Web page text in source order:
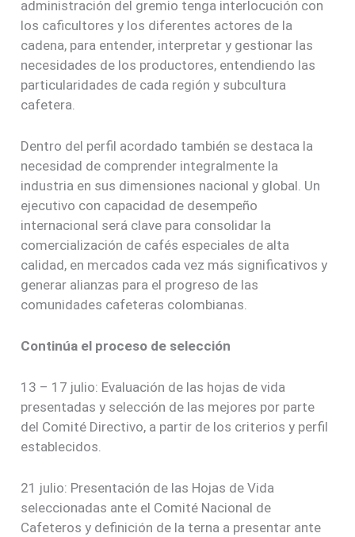
administración del gremio tenga interlocución con
los caficultores y los diferentes actores de la
cadena, para entender, interpretar y gestionar las
necesidades de los productores, entendiendo las
particularidades de cada región y subcultura
cafetera.
Dentro del perfil acordado también se destaca la
necesidad de comprender integralmente la
industria en sus dimensiones nacional y global. Un
ejecutivo con capacidad de desempeño
internacional será clave para consolidar la
comercialización de cafés especiales de alta
calidad, en mercados cada vez más significativos y
generar alianzas para el progreso de las
comunidades cafeteras colombianas.
Continúa el proceso de selección
13 – 17 julio: Evaluación de las hojas de vida
presentadas y selección de las mejores por parte
del Comité Directivo, a partir de los criterios y perfil
establecidos.
21 julio: Presentación de las Hojas de Vida
seleccionadas ante el Comité Nacional de
Cafeteros y definición de la terna a presentar ante